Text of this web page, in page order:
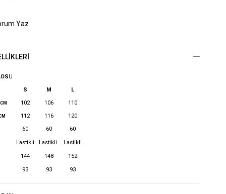
Yaz
U
S
M L
102 106 110
112 116 120
60 60 60
Lastikli Lastikli Lastikli
144 148 152
93 93 93